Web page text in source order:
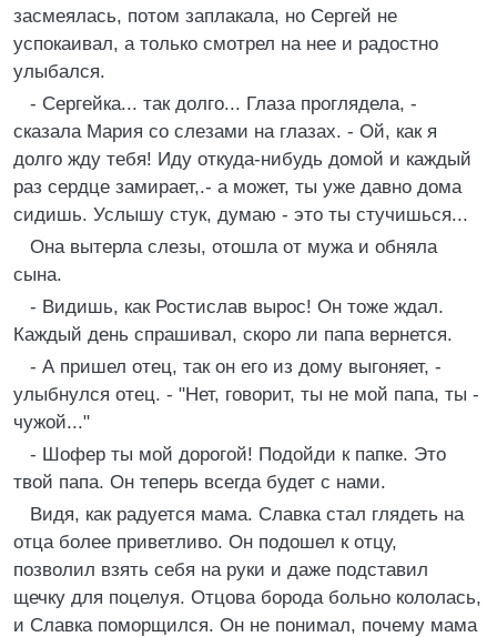
засмеялась, потом заплакала, но Сергей не
успокаивал, а только смотрел на нее и радостно
улыбался.
- Сергейка... так долго... Глаза проглядела, -
сказала Мария со слезами на глазах. - Ой, как я
долго жду тебя! Иду откуда-нибудь домой и каждый
раз сердце замирает,.- а может, ты уже давно дома
сидишь. Услышу стук, думаю - это ты стучишься...
Она вытерла слезы, отошла от мужа и обняла
сына.
- Видишь, как Ростислав вырос! Он тоже ждал.
Каждый день спрашивал, скоро ли папа вернется.
- А пришел отец, так он его из дому выгоняет, -
улыбнулся отец. - "Нет, говорит, ты не мой папа, ты -
чужой..."
- Шофер ты мой дорогой! Подойди к папке. Это
твой папа. Он теперь всегда будет с нами.
Видя, как радуется мама. Славка стал глядеть на
отца более приветливо. Он подошел к отцу,
позволил взять себя на руки и даже подставил
щечку для поцелуя. Отцова борода больно кололась,
и Славка поморщился. Он не понимал, почему мама